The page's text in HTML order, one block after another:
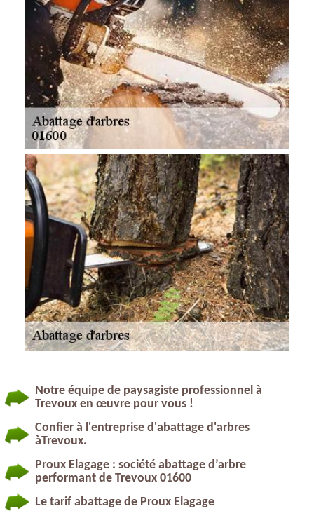
Notre équipe de paysagiste professionnel à
Trevoux en œuvre pour vous !
Confier à l'entreprise d'abattage d'arbres
àTrevoux.
Proux Elagage : société abattage d’arbre
performant de Trevoux 01600
Le tarif abattage de Proux Elagage